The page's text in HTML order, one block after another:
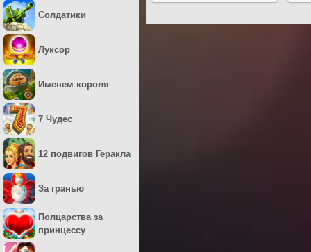
Солдатики
Луксор
Именем короля
7 Чудес
12 подвигов Геракла
За гранью
Полцарства за
принцессу